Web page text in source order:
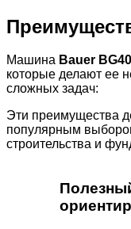
Машина Bauer BG40
которые делают ее
сложных задач:
Эти преимущества
популярным
строительства и
ориентир